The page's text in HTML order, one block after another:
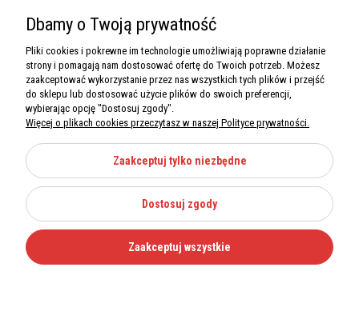
Sawim Group Mariusz Zdyb sp. k.
NIP: 5130284470
REGON: 5246591010
O nas
Informacje
Moje konto
Kategorie
Dbamy o Twoją prywatność
Pliki cookies i pokrewne im technologie umożliwiają poprawne działanie
strony i pomagają nam dostosować ofertę do Twoich potrzeb. Możesz
zaakceptować wykorzystanie przez nas wszystkich tych plików i przejść
do sklepu lub dostosować użycie plików do swoich preferencji,
wybierając opcję "Dostosuj zgody".
Więcej o plikach cookies przeczytasz w naszej Polityce prywatności.
Zaakceptuj tylko niezbędne
Dostosuj zgody
Zaakceptuj wszystkie